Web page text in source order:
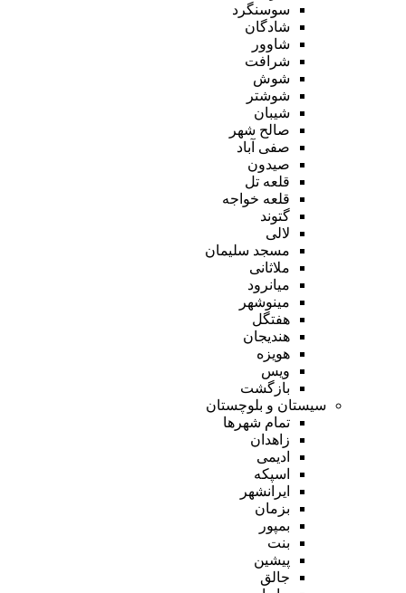
سوسنگرد
شادگان
شاوور
شرافت
شوش
شوشتر
شیبان
صالح شهر
صفی آباد
صیدون
قلعه تل
قلعه خواجه
گتوند
لالی
مسجد سلیمان
ملاثانی
میانرود
مینوشهر
هفتگل
هندیجان
هویزه
ویس
بازگشت
سیستان و بلوچستان
تمام شهر‌ها
زاهدان
ادیمی
اسپکه
ایرانشهر
بزمان
بمپور
بنت
پیشین
جالق